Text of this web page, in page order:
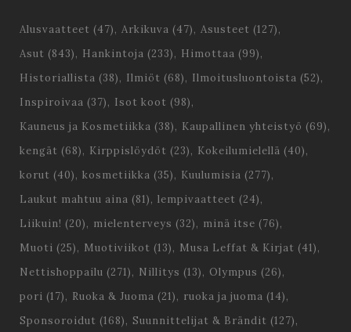
Alusvaatteet (47) Arkikuva (47) Asusteet (127)
Asut (843) Hankintoja (233) Himottaa (99)
Historiallista (38) Ilmiöt (68) Ilmoitusluontoista (52)
Inspiroivaa (37) Isot koot (98)
Kauneus ja Kosmetiikka (38) Kaupallinen yhteistyö (69)
kengät (68) Kirppislöydöt (23) Kokeilumielellä (40)
korut (40) kosmetiikka (35) Kuulumisia (277)
Laukut mahtuu aina (81) lempivaatteet (24)
Liikuin! (20) mielenterveys (32) minä itse (76)
Muoti (25) Muotiviikot (13) Musa Leffat & Kirjat (41)
Nettishoppailu (271) Nillitys (13) Olympus (26)
pori (17) Ruoka & Juoma (21) ruoka ja juoma (14)
Sponsoroidut (168) Suunnittelijat & Brändit (127)